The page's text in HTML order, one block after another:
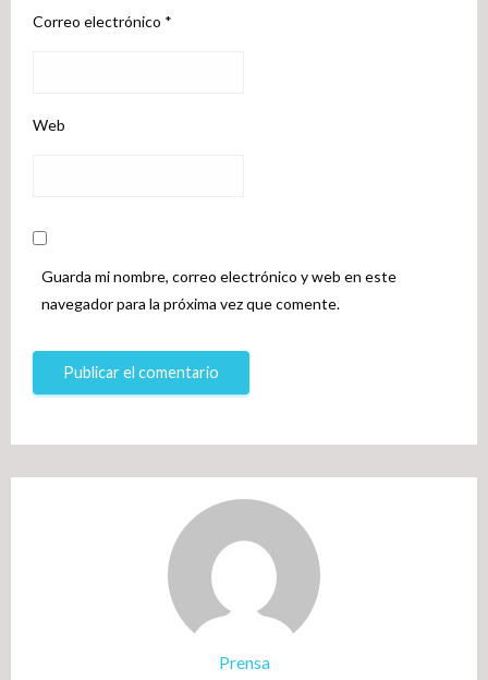
Correo electrónico *
Web
Guarda mi nombre, correo electrónico y web en este
navegador para la próxima vez que comente.
Prensa